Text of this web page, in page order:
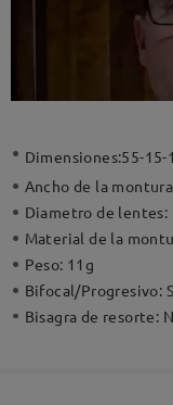
Dimensiones:55-15-
Ancho de la
Diametro de lentes:
Material de la
Peso: 11g
Bifocal/Progresivo:
Bisagra de resorte: